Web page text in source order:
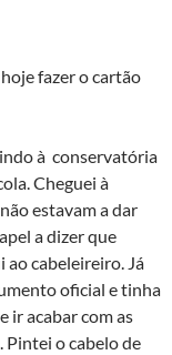
fazer o cartão
à conservatória
Cheguei à
estavam a dar
a dizer que
ao cabeleireiro. Já
oficial e tinha
ir acabar com as
Pintei o cabelo de